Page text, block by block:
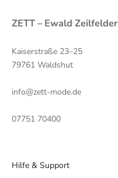
ZETT – Ewald Zeilfelder
Kaiserstraße 23–25
79761 Waldshut
info@zett-mode.de
07751 70400
Hilfe & Support